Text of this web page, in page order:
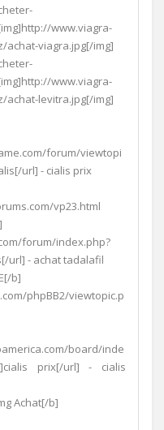
www.viagra-
achat-viagra.jpg[/img]
www.viagra-
achat-levitra.jpg[/img]
forum/viewtopi
url] - cialis prix
vp23.html
forum/index.php?
url] - achat tadalafil
b]
phpBB2/viewtopic.p
board/inde
prix[/url] - cialis
Achat[/b]